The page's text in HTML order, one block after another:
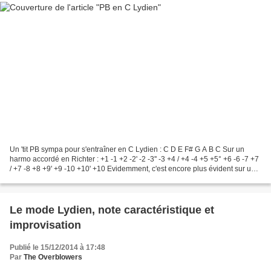
Un 'tit PB sympa pour s'entraîner en C Lydien : C D E F# G A B C Sur un
harmo accordé en Richter : +1 -1 +2 -2' -2 -3'' -3 +4 / +4 -4 +5 +5° +6 -6 -7 +7
/ +7 -8 +8 +9' +9 -10 +10' +10 Evidemment, c'est encore plus évident sur un
Le mode Lydien, note caractéristique et
improvisation
Publié le 15/12/2014 à 17:48
Par The Overblowers